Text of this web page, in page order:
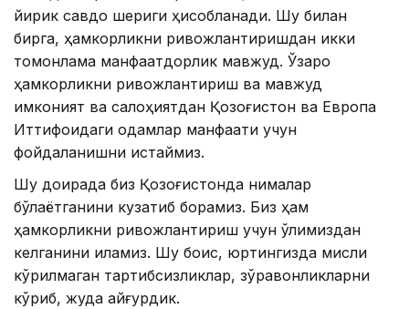
йирик савдо шериги ҳисобланади. Шу билан
бирга, ҳамкорликни ривожлантиришдан икки
томонлама манфаатдорлик мавжуд. Ўзаро
ҳамкорликни ривожлантириш ва мавжуд
имконият ва салоҳиятдан Қозоғистон ва Европа
Иттифоқидаги одамлар манфаати учун
фойдаланишни истаймиз.
Шу доирада биз Қозоғистонда нималар
бўлаётганини кузатиб борамиз. Биз ҳам
ҳамкорликни ривожлантириш учун қўлимиздан
келганини қиламиз. Шу боис, юртингизда мисли
кўрилмаган тартибсизликлар, зўравонликларни
кўриб, жуда қайғурдик.